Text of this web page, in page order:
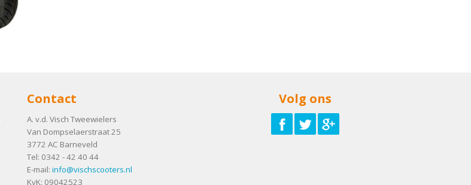
Contact
A. v.d. Visch Tweewielers
Van Dompselaerstraat 25
3772 AC Barneveld
Tel: 0342 - 42 40 44
E-mail: info@vischscooters.nl
KvK: 09042523
Volg ons